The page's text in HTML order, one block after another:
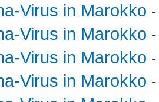
Virus in Marokko
Virus in Marokko
Virus in Marokko
Virus in Marokko